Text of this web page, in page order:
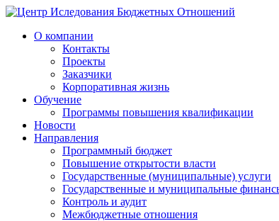
О компании
Контакты
Проекты
Заказчики
Корпоративная жизнь
Обучение
Программы повышения квалификации
Новости
Направления
Программный бюджет
Повышение открытости власти
Государственные (муниципальные) услуги
Государственные и муниципальные
Контроль и аудит
Межбюджетные отношения